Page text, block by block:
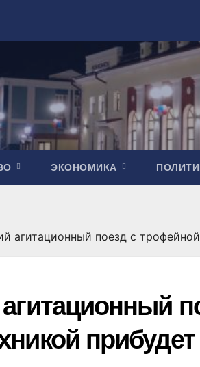
ЭКОНОМИКА
агитационный поезд c